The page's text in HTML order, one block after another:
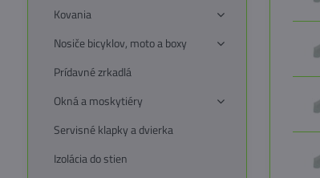
Kovania
Nosiče bicyklov, moto a boxy
Prídavné zrkadlá
Okná a moskytiéry
Servisné klapky a dvierka
Izolácia do stien